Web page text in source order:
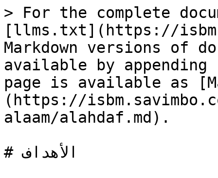
> For the complete
[llms.txt](https://
Markdown versions of
available by
page is available as
(https://
alaam/alahdaf.md).
# الأهداف